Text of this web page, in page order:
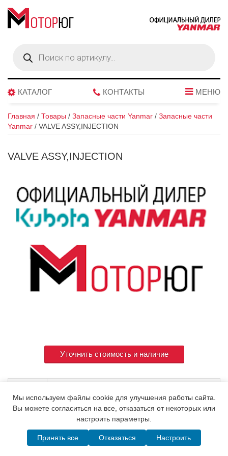
товаров
КАТАЛОГ КОНТАКТЫ МЕНЮ
Главная / Товары / Запасные части Yanmar / Запасные части
Yanmar / VALVE ASSY,INJECTION
VALVE ASSY,INJECTION
Уточнить стоимость и наличие
© 2015. Все права защищены.Мотор-Юг
Написать в MAX Telegram WhatsApp Позвонить
Мы используем файлы cookie для улучшения работы сайта.
Вы можете согласиться на все, отказаться от некоторых или
настроить параметры.
Принять все Отказаться Настроить